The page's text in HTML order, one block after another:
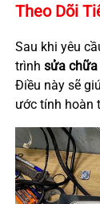
Theo Dõi
Sau khi yêu
trình sửa
Điều này sẽ
ước tính hoàn